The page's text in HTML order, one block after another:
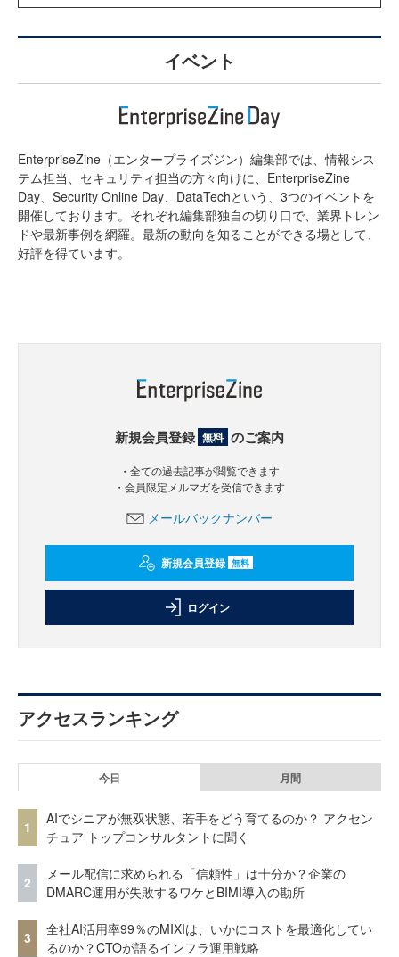
イベント
EnterpriseZine（エンタープライズジン）編集部では、情報シス
テム担当、セキュリティ担当の方々向けに、EnterpriseZine
Day、Security Online Day、DataTechという、3つのイベントを
開催しております。それぞれ編集部独自の切り口で、業界トレン
ドや最新事例を網羅。最新の動向を知ることができる場として、
好評を得ています。
新規会員登録 無料 のご案内
・全ての過去記事が閲覧できます
・会員限定メルマガを受信できます
メールバックナンバー
新規会員登録 無料
ログイン
アクセスランキング
今日 月間
1
AIでシニアが無双状態、若手をどう育てるのか？ アクセン
チュア トップコンサルタントに聞く
2
メール配信に求められる「信頼性」は十分か？企業の
DMARC運用が失敗するワケとBIMI導入の勘所
3
全社AI活用率99％のMIXIは、いかにコストを最適化してい
るのか？CTOが語るインフラ運用戦略